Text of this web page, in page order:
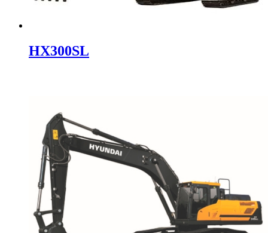
HX300SL